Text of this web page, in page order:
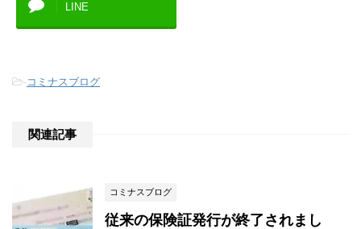
LINE
-コミナスブログ
関連記事
コミナスブログ
従来の保険証発行が終了されまし